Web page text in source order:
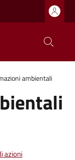
ambientali
azioni